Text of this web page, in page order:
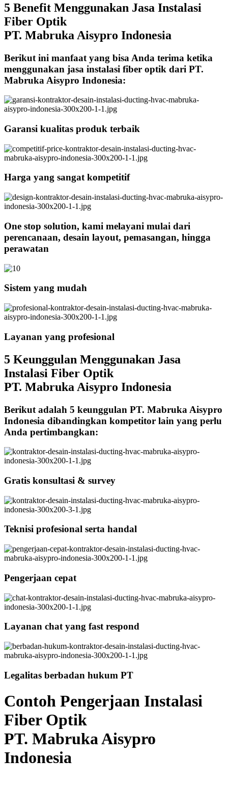
5 Benefit Menggunakan Jasa Instalasi
Fiber Optik
PT. Mabruka Aisypro Indonesia
Berikut ini manfaat yang bisa Anda terima ketika
menggunakan jasa instalasi fiber optik dari PT.
Mabruka Aisypro Indonesia:
Garansi kualitas produk terbaik
Harga yang sangat kompetitif
One stop solution, kami melayani mulai dari
perencanaan, desain layout, pemasangan, hingga
perawatan
Sistem yang mudah
Layanan yang profesional
5 Keunggulan Menggunakan Jasa
Instalasi Fiber Optik
PT. Mabruka Aisypro Indonesia
Berikut adalah 5 keunggulan PT. Mabruka Aisypro
Indonesia dibandingkan kompetitor lain yang perlu
Anda pertimbangkan:
Gratis konsultasi & survey
Teknisi profesional serta handal
Pengerjaan cepat
Layanan chat yang fast respond
Legalitas berbadan hukum PT
Contoh Pengerjaan Instalasi
Fiber Optik
PT. Mabruka Aisypro
Indonesia